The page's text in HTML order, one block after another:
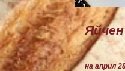
на април